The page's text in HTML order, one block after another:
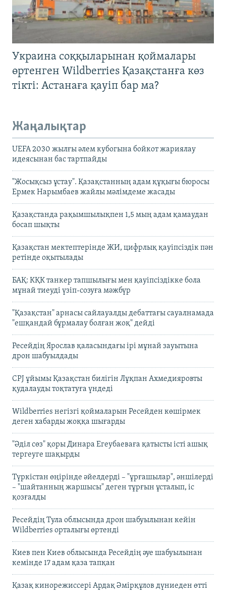
Украина соққыларынан қоймалары
өртенген Wildberries Қазақстанға көз
тікті: Астанаға қауіп бар ма?
Жаңалықтар
UEFA 2030 жылғы әлем кубогына бойкот жариялау
идеясынан бас тартпайды
"Жосықсыз ұстау". Қазақстанның адам құқығы бюросы
Ермек Нарымбаев жайлы мәлімдеме жасады
Қазақстанда рақымшылықпен 1,5 мың адам қамаудан
босап шықты
Қазақстан мектептерінде ЖИ, цифрлық қауіпсіздік пән
ретінде оқытылады
БАҚ: КҚК танкер тапшылығы мен қауіпсіздікке бола
мұнай тиеуді үзіп-созуға мәжбүр
"Қазақстан" арнасы сайлауалды дебаттағы сауалнамада
"ешқандай бұрмалау болған жоқ" дейді
Ресейдің Ярослав қаласындағы ірі мұнай зауытына
дрон шабуылдады
CPJ ұйымы Қазақстан билігін Лұқпан Ахмедияровты
қудалауды тоқтатуға үндеді
Wildberries негізгі қоймаларын Ресейден көшірмек
деген хабарды жоққа шығарды
"Әділ сөз" қоры Динара Егеубаеваға қатысты істі ашық
тергеуге шақырды
Түркістан өңірінде әйелдерді – "ұрғашылар", әншілерді
– "шайтанның жаршысы" деген тұрғын ұсталып, іс
қозғалды
Ресейдің Тула облысында дрон шабуылынан кейін
Wildberries орталығы өртенді
Киев пен Киев облысында Ресейдің әуе шабуылынан
кемінде 17 адам қаза тапқан
Қазақ кинорежиссері Ардақ Әмірқұлов дүниеден өтті